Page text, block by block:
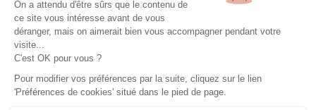
une vision adaptative et un excellent maintien, idéales pour
évoluer en toute confiance dans les environnements exigeants.
Montaz , La Ravoire. Les tarifs du catalogue sont toutes taxes